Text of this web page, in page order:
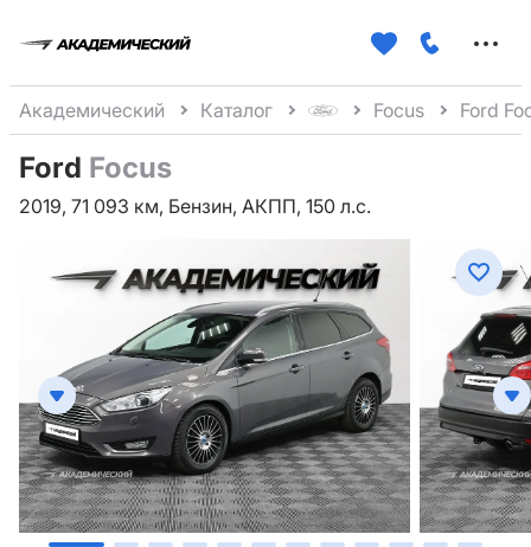
Академический Каталог Focus Ford
Ford Focus
2019, 71 093 км, Бензин, АКПП, 150 л.с.